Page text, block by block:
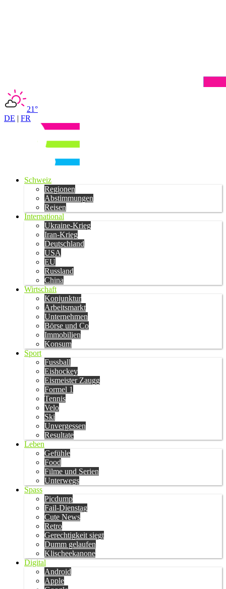
21°
DE | FR
Schweiz
Regionen
Abstimmungen
Reisen
International
Ukraine-Krieg
Iran-Krieg
Deutschland
USA
EU
Russland
China
Wirtschaft
Konjunktur
Arbeitsmarkt
Unternehmen
Börse und Co
Immobilien
Konsum
Sport
Fussball
Eishockey
Eismeister Zaugg
Formel 1
Tennis
Velo
Ski
Unvergessen
Resultate
Leben
Gefühle
Food
Filme und Serien
Unterwegs
Spass
Picdump
Fail-Dienstag
Cute News
Retro
Gerechtigkeit siegt
Dumm gelaufen
Klischeekanone
Digital
Android
Apple